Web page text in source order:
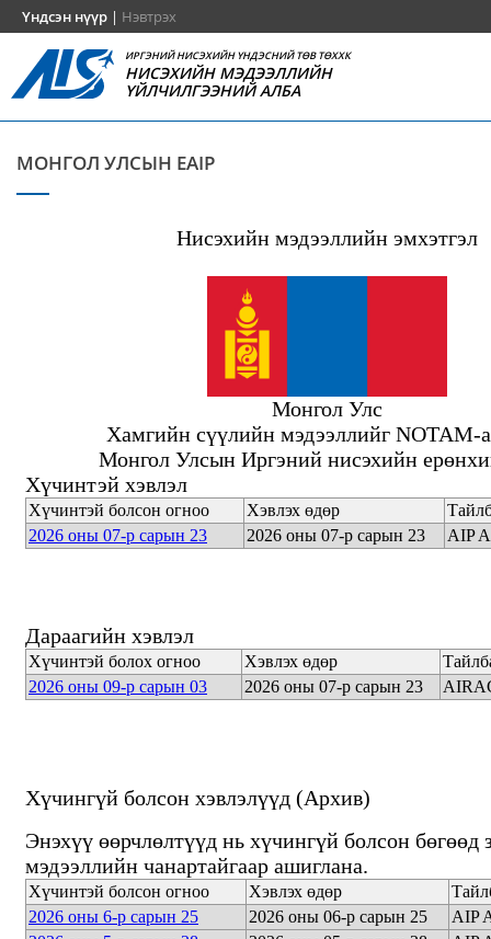
Үндсэн нүүр | Нэвтрэх
ИРГЭНИЙ НИСЭХИЙН ҮНДЭСНИЙ ТӨВ ТӨХХК
НИСЭХИЙН МЭДЭЭЛЛИЙН
ҮЙЛЧИЛГЭЭНИЙ АЛБА
МОНГОЛ УЛСЫН EAIP